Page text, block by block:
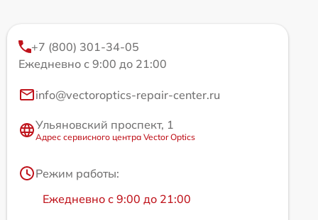
+7 (800) 301-34-05
Ежедневно с 9:00 до 21:00
info@vectoroptics-repair-center.ru
Ульяновский проспект, 1
Адрес сервисного центра Vector Optics
Режим работы:
Ежедневно с 9:00 до 21:00